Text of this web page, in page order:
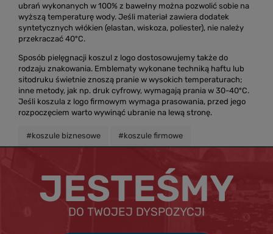
ubrań wykonanych w 100% z bawełny można pozwolić sobie na
wyższą temperaturę wody. Jeśli materiał zawiera dodatek
syntetycznych włókien (elastan, wiskoza, poliester), nie należy
przekraczać 40ºC.
Sposób pielęgnacji koszul z logo dostosowujemy także do
rodzaju znakowania. Emblematy wykonane techniką haftu lub
sitodruku świetnie znoszą pranie w wysokich temperaturach;
inne metody, jak np. druk cyfrowy, wymagają prania w 30-40ºC.
Jeśli koszula z logo firmowym wymaga prasowania, przed jego
rozpoczęciem warto wywinąć ubranie na lewą stronę.
#koszule biznesowe #koszule firmowe
JESTEŚMY
DO TWOJEJ DYSPOZYCJI